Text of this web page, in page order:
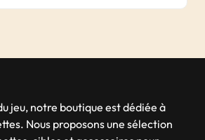
jeu, notre boutique est dédiée à
Nous proposons une sélection